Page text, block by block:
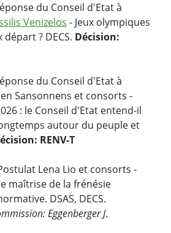
du Conseil d'Etat à
Venizelos - Jeux olympiques
? DECS. Décision:
du Conseil d'Etat à
Sansonnens et consorts -
: le Conseil d'Etat entend-il
autour du peuple et
RENV-T
Lena Lio et consorts -
maîtrise de la frénésie
DSAS, DECS.
Eggenberger J.